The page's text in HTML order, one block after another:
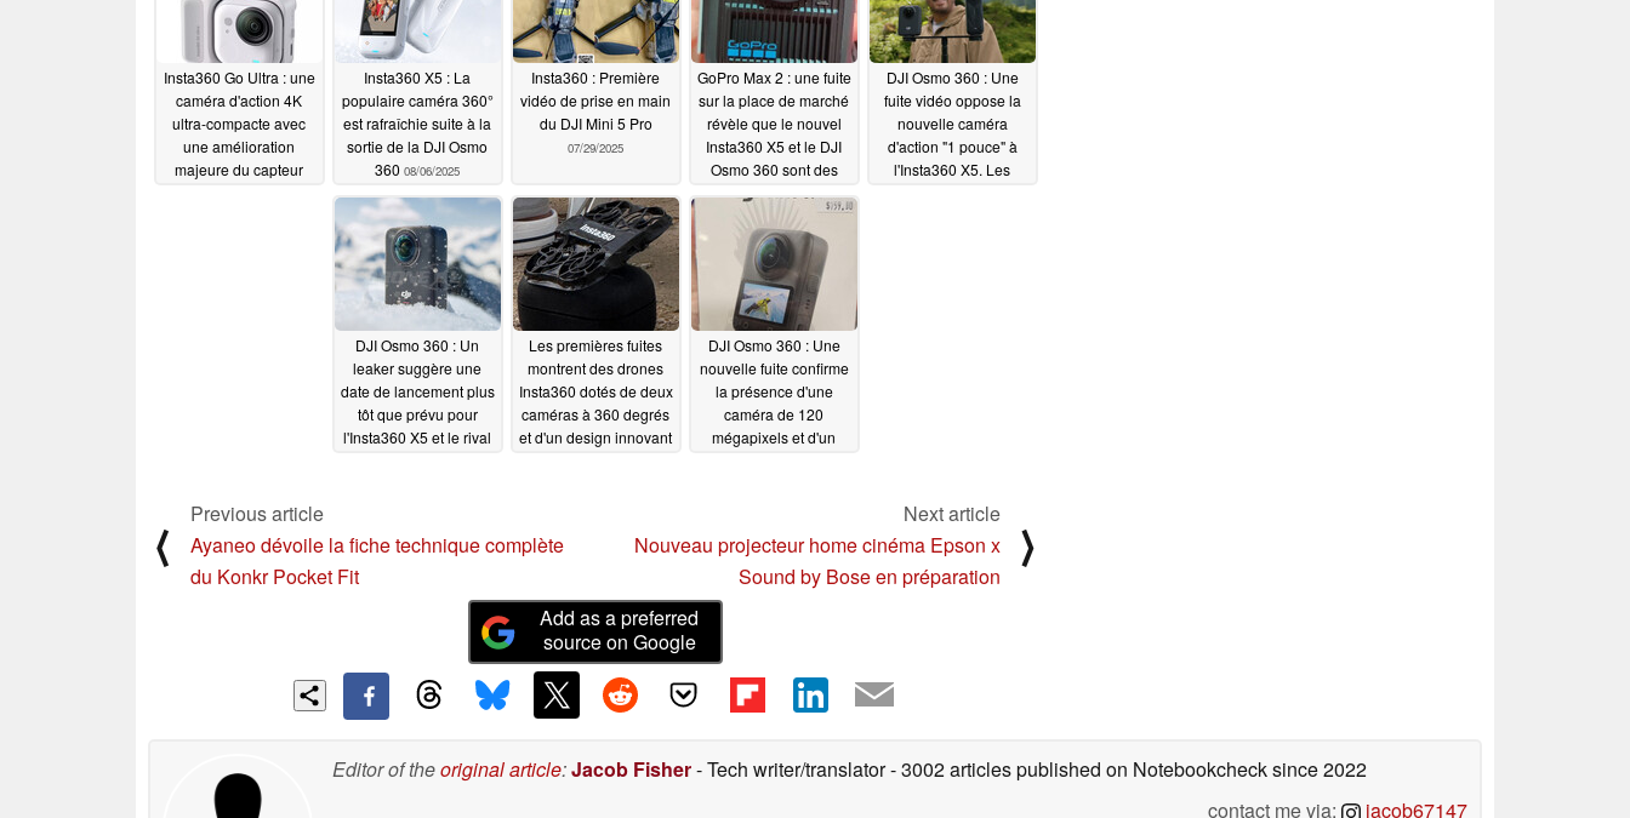
Insta360 Go Ultra : une
caméra d'action 4K
ultra-compacte avec
une amélioration
majeure du capteur
Insta360 X5 : La
populaire caméra 360°
est rafraîchie suite à la
sortie de la DJI Osmo
360 08/06/2025
Insta360 : Première
vidéo de prise en main
du DJI Mini 5 Pro
07/29/2025
GoPro Max 2 : une fuite
sur la place de marché
révèle que le nouvel
Insta360 X5 et le DJI
Osmo 360 sont des
07/27/2025
DJI Osmo 360 : Une
fuite vidéo oppose la
nouvelle caméra
d'action "1 pouce" à
l'Insta360 X5. Les
DJI Osmo 360 : Un
leaker suggère une
date de lancement plus
tôt que prévu pour
l'Insta360 X5 et le rival
Les premières fuites
montrent des drones
Insta360 dotés de deux
caméras à 360 degrés
et d'un design innovant
DJI Osmo 360 : Une
nouvelle fuite confirme
la présence d'une
caméra de 120
mégapixels et d'un
⟨
Previous article
Ayaneo dévoile la fiche technique complète
du Konkr Pocket Fit
Next article
Nouveau projecteur home cinéma Epson x
Sound by Bose en préparation
⟩
Add as a preferred
source on Google
Editor of theoriginal article:Jacob Fisher- Tech writer/translator- 3002 articles published on Notebookchecksince 2022
contact me via:
jacob67147